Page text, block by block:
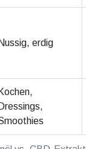
Nussig, erdig
Kochen,
Dressings,